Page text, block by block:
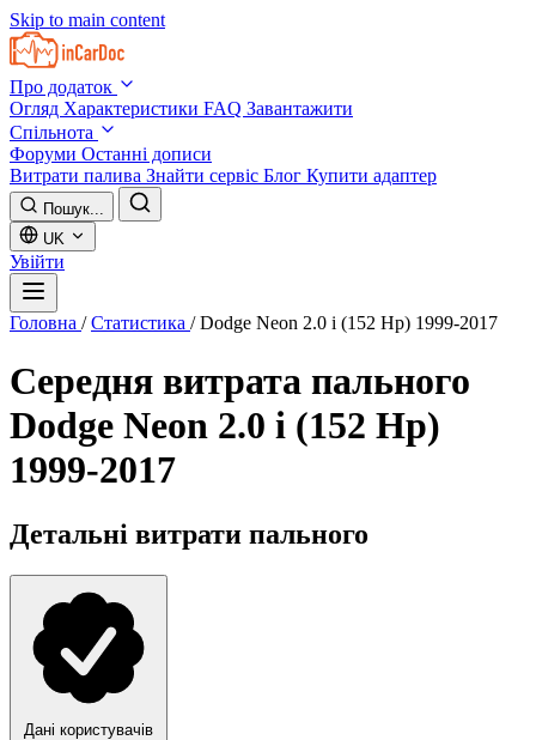
Skip to main content
Про додаток
Огляд Характеристики FAQ Завантажити
Спільнота
Форуми Останні дописи
Витрати палива Знайти сервіс Блог Купити адаптер
Пошук...
UK
Увійти
Головна / Статистика / Dodge Neon 2.0 i (152 Hp) 1999-2017
Середня витрата пального
Dodge Neon 2.0 i (152 Hp)
1999-2017
Детальні витрати пального
Дані користувачів